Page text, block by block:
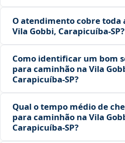
O atendimento cobre toda
Vila Gobbi, Carapicuíba‑SP?
Como identificar um bom
para caminhão na Vila
Carapicuíba‑SP?
Qual o tempo médio de
para caminhão na Vila
Carapicuíba‑SP?